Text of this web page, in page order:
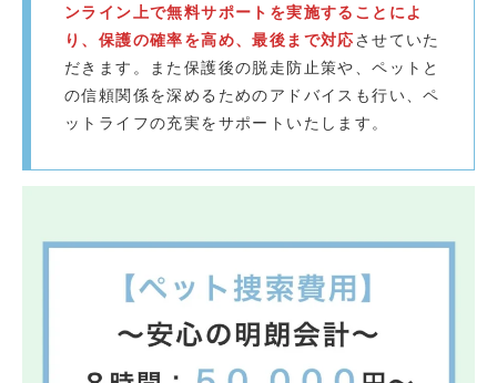
ンライン上で無料サポートを実施することによ
り、保護の確率を高め、最後まで対応させていた
だきます。また保護後の脱走防止策や、ペットと
の信頼関係を深めるためのアドバイスも行い、ペ
ットライフの充実をサポートいたします。